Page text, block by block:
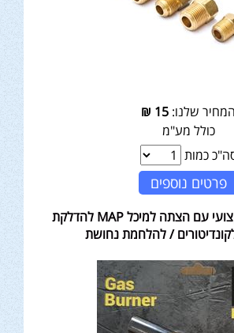
המחיר שלנו: 15
₪
כולל מע"מ
כמות
פרטים נוספים
ראש ברנר גז מקצועי עם הצתה למיכל MAP להדלקת
/ להלחמת נחושת